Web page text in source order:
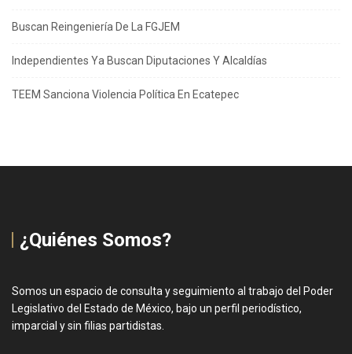
Buscan Reingeniería De La FGJEM
Independientes Ya Buscan Diputaciones Y Alcaldías
TEEM Sanciona Violencia Política En Ecatepec
¿Quiénes Somos?
Somos un espacio de consulta y seguimiento al trabajo del Poder
Legislativo del Estado de México, bajo un perfil periodístico,
imparcial y sin filias partidistas.